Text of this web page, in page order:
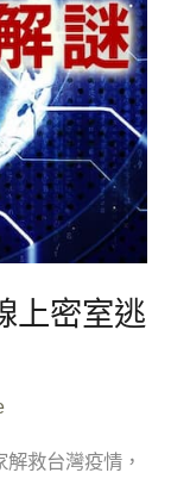
上密室逃
解救台灣疫情，